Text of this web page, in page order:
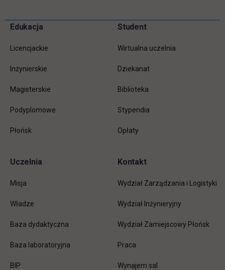
Pomiń
Informacje w stopce
Edukacja
Licencjackie
Inżynierskie
Magisterskie
Podyplomowe
Płońsk
Student
Wirtualna uczelnia
Dziekanat
Biblioteka
Stypendia
Opłaty
Uczelnia
Misja
Władze
Baza dydaktyczna
Baza laboratoryjna
BIP
Kontakt
Wydział Zarządzania i Logistyki
Wydział Inżynieryjny
Wydział Zamiejscowy Płońsk
Praca
Wynajem sal